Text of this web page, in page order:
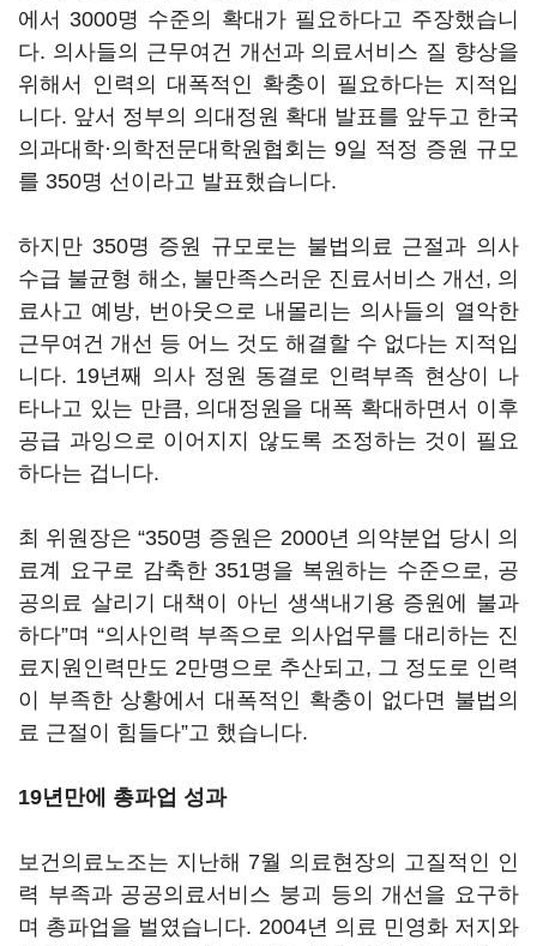
에서 3000명 수준의 확대가 필요하다고 주장했습니
다. 의사들의 근무여건 개선과 의료서비스 질 향상을
위해서 인력의 대폭적인 확충이 필요하다는 지적입
니다. 앞서 정부의 의대정원 확대 발표를 앞두고 한국
의과대학·의학전문대학원협회는 9일 적정 증원 규모
를 350명 선이라고 발표했습니다.
하지만 350명 증원 규모로는 불법의료 근절과 의사
수급 불균형 해소, 불만족스러운 진료서비스 개선, 의
료사고 예방, 번아웃으로 내몰리는 의사들의 열악한
근무여건 개선 등 어느 것도 해결할 수 없다는 지적입
니다. 19년째 의사 정원 동결로 인력부족 현상이 나
타나고 있는 만큼, 의대정원을 대폭 확대하면서 이후
공급 과잉으로 이어지지 않도록 조정하는 것이 필요
하다는 겁니다.
최 위원장은 “350명 증원은 2000년 의약분업 당시 의
료계 요구로 감축한 351명을 복원하는 수준으로, 공
공의료 살리기 대책이 아닌 생색내기용 증원에 불과
하다”며 “의사인력 부족으로 의사업무를 대리하는 진
료지원인력만도 2만명으로 추산되고, 그 정도로 인력
이 부족한 상황에서 대폭적인 확충이 없다면 불법의
료 근절이 힘들다”고 했습니다.
19년만에 총파업 성과
보건의료노조는 지난해 7월 의료현장의 고질적인 인
력 부족과 공공의료서비스 붕괴 등의 개선을 요구하
며 총파업을 벌였습니다. 2004년 의료 민영화 저지와